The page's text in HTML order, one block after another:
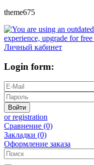
theme675
Личный кабинет
Login form:
Войти
or registration
Сравнение (0)
Закладки (0)
Оформление заказа